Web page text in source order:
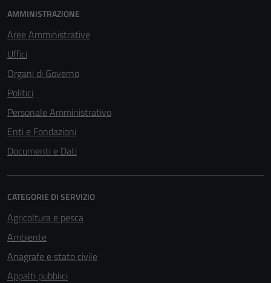
AMMINISTRAZIONE
Aree Amministrative
Uffici
Organi di Governo
Politici
Personale Amministrativo
Enti e Fondazioni
Documenti e Dati
CATEGORIE DI SERVIZIO
Agricoltura e pesca
Ambiente
Anagrafe e stato civile
Appalti pubblici